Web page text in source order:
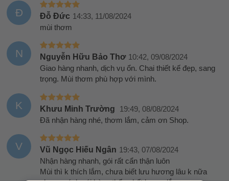
Đ Đỗ Đức 14:33, 11/08/2024
mùi thơm
N Nguyễn Hữu Bảo Thơ 10:42, 09/08/2024
Giao hàng nhanh, dịch vụ ổn. Chai thiết kế đẹp, sang
trọng. Mùi thơm phù hợp với mình.
K Khưu Minh Trường
19:49, 08/08/2024
Đã nhận hàng nhé, thơm lắm, cảm ơn Shop.
V Vũ Ngọc Hiếu Ngân 19:43, 07/08/2024
Nhận hàng nhanh, gói rất cẩn thận luôn
Mùi thì k thích lắm, chưa biết lưu hương lâu k nữa